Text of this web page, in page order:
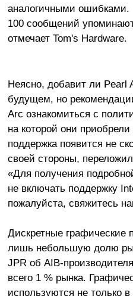
аналогичными
100 сообщений
отмечает Tom's Hardware.
Неясно, добавит ли Pearl
будущем, но
Arc ознакомиться с
на которой они
поддержка появится не
своей стороны,
«Для получения
не включать поддержку
пожалуйста, свяжитесь
Дискретные графические
лишь небольшую долю
JPR об AIB-
всего 1 % рынка.
используются не только